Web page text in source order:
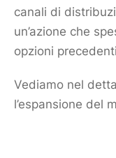
canali di
un’azione che
opzioni
Vediamo nel
l’espansione del